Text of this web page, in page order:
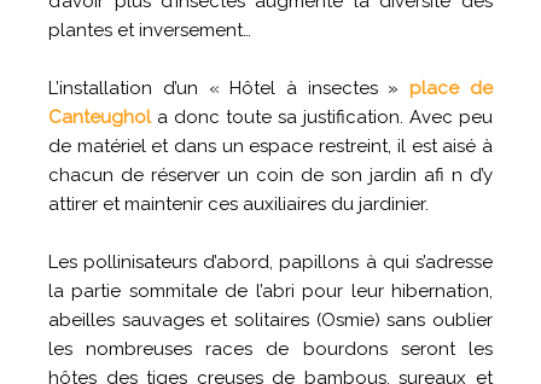
plantes et inversement…
L’installation d’un « Hôtel à insectes »place de
Canteughola donc toute sa justification. Avec peu
de matériel et dans un espace restreint, il est aisé à
chacun de réserver un coin de son jardin afi n d’y
attirer et maintenir ces auxiliaires du jardinier.
Les pollinisateurs d’abord, papillons à qui s’adresse
la partie sommitale de l’abri pour leur hibernation,
abeilles sauvages et solitaires (Osmie) sans oublier
les nombreuses races de bourdons seront les
hôtes des tiges creuses de bambous, sureaux et